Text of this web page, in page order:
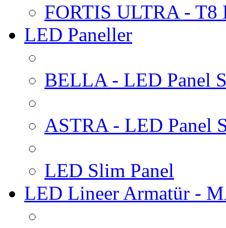
FORTIS ULTRA - T8
LED Paneller
BELLA - LED Panel
ASTRA - LED Panel
LED Slim Panel
LED Lineer Armatür -